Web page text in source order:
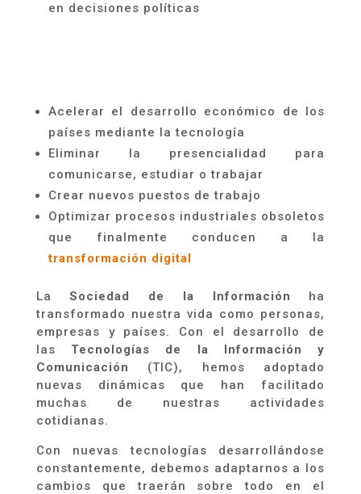
en decisiones políticas
Acelerar el desarrollo económico de los
países mediante la tecnología
Eliminar la presencialidad para
comunicarse, estudiar o trabajar
Crear nuevos puestos de trabajo
Optimizar procesos industriales obsoletos
que finalmente conducen a la
transformación digital
LaSociedad de la Información ha
transformado nuestra vida como personas,
empresas y países. Con el desarrollo de
las Tecnologías de la Información y
Comunicación (TIC), hemos adoptado
nuevas dinámicas que han facilitado
muchas de nuestras actividades
cotidianas.
Con nuevas tecnologías desarrollándose
constantemente, debemos adaptarnos a los
cambios que traerán sobre todo en el